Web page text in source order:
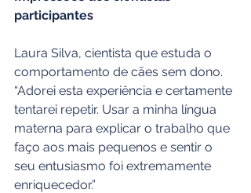
participantes
Laura Silva, cientista que estuda o
comportamento de cães sem dono.
“Adorei esta experiência e certamente
tentarei repetir. Usar a minha língua
materna para explicar o trabalho que
faço aos mais pequenos e sentir o
seu entusiasmo foi extremamente
enriquecedor.”